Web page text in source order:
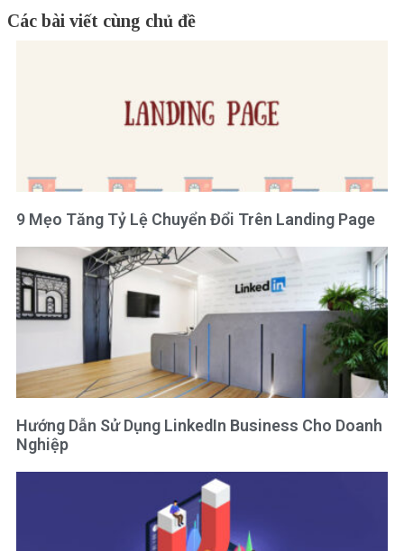
Các bài viết cùng chủ đề
9 Mẹo Tăng Tỷ Lệ Chuyển Đổi Trên Landing Page
Hướng Dẫn Sử Dụng LinkedIn Business Cho Doanh
Nghiệp